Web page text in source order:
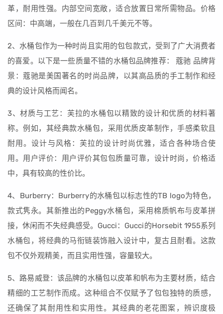
革，耐用性强。内部空间宽敞，适合放置日常所需物品。价格
区间：中高端，一般在几百到几千美元不等。
2、水桶包作为一种时尚且实用的包包款式，受到了广大消费者
的喜爱。以下是一些质量不错的水桶包品牌推荐： 蔻驰 品牌背
景：蔻驰是美国著名的时尚品牌，以其高品质的手工制作和经
典的设计风格而闻名。
3、材质与工艺：芙拉的水桶包以精致的设计和优质的材料著
称。例如，其经典款水桶包，采用优质皮革制作，手感柔软且
耐用。设计与风格：芙拉的设计时尚优雅，适合各种场合使
用。用户评价：用户评价其包包质量可靠，设计时尚，价格适
中，具有较高的性价比。
4、Burberry：Burberry的水桶包以标志性的TB logo为特色，
款式隽永。其新推出的Peggy水桶包，采用棉质帆布与皮革拼
接，休闲而不失经典感受。Gucci：Gucci的Horsebit 1955系列
水桶包，将经典的马衔链装饰融入设计中，复古且耐看。这款
包不仅外观精美，而且实用性强，容量较大。
5、路易威登：该品牌的水桶包以皮革和帆布为主要材质，结合
精细的工艺制作而成。这种组合不仅赋予了包包独特的质感，
还确保了其耐用性和实用性。其经典的老花图案，辨识度极